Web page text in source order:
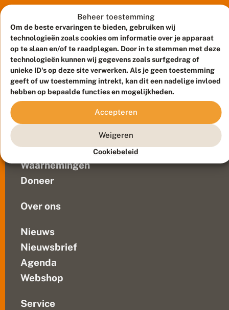
Beheer toestemming
Om de beste ervaringen te bieden, gebruiken wij
technologieën zoals cookies om informatie over je apparaat
op te slaan en/of te raadplegen. Door in te stemmen met deze
technologieën kunnen wij gegevens zoals surfgedrag of
unieke ID's op deze site verwerken. Als je geen toestemming
geeft of uw toestemming intrekt, kan dit een nadelige invloed
hebben op bepaalde functies en mogelijkheden.
Accepteren
Weigeren
Cookiebeleid
e
l
a
d
e
g
r
a
u
il
g
e
z
e
nachtvlinder
waarvan
experts
dachten
dat
die
was
uitgestorven.
In
de
buurt
van
Biervliet
insect
Veelgestelde vragen
Waarnemingen
Doneer
Over ons
Nieuws
Nieuwsbrief
Agenda
Webshop
Service
Meld waarnemingen
© 2026 Vlinderstichting
Duurzaam ontwikkeld doorGo2People, ontworpen door
Blue Field Agency
Disclaimer